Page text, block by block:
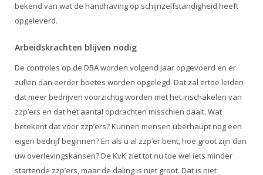
bekend van wat de handhaving op schijnzelfstandigheid heeft
opgeleverd.
Arbeidskrachten blijven nodig
De controles op de DBA worden volgend jaar opgevoerd en er
zullen dan eerder boetes worden opgelegd. Dat zal ertoe leiden
dat meer bedrijven voorzichtig worden met het inschakelen van
zzp’ers en dat het aantal opdrachten misschien daalt. Wat
betekent dat voor zzp’ers? Kunnen mensen überhaupt nog een
eigen bedrijf beginnen? En als u al zzp’er bent, hoe groot zijn dan
uw overlevingskansen? De KvK ziet tot nu toe wel iets minder
startende zzp’ers, maar de daling is niet groot. Dat is niet